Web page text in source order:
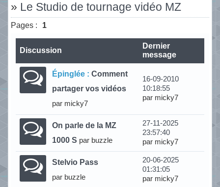
» Le Studio de tournage vidéo MZ
Pages : 1
Discussion
Dernier
message
Épinglée : Comment
partager vos vidéos
par micky7
16-09-2010
10:18:55
par micky7
On parle de la MZ
1000 S par buzzle
27-11-2025
23:57:40
par micky7
Stelvio Pass
par buzzle
20-06-2025
01:31:05
par micky7